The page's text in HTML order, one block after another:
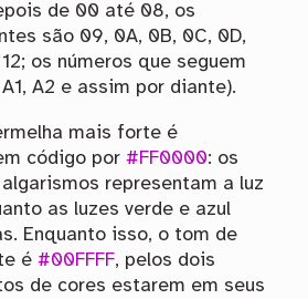
de 00 até 08, os
são 09, 0A, 0B, 0C, 0D,
12; os números que seguem
A2 e assim por diante).
mais forte é
código por #FF0000: os
representam a luz
as luzes verde e azul
Enquanto isso, o tom de
é #00FFFF, pelos dois
de cores estarem em seus